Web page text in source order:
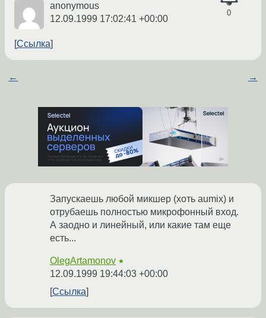
0
anonymous
12.09.1999 17:02:41 +00:00
Ссылка
← →
Запускаешь любой микшер (хоть aumix) и
отрубаешь полностью микрофонный вход.
А заодно и линейный, или какие там еще
есть...
OlegArtamonov ★
12.09.1999 19:44:03 +00:00
Ссылка